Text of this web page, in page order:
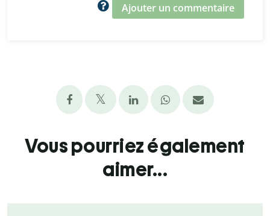
Ajouter un commentaire
Vous pourriez également
aimer...